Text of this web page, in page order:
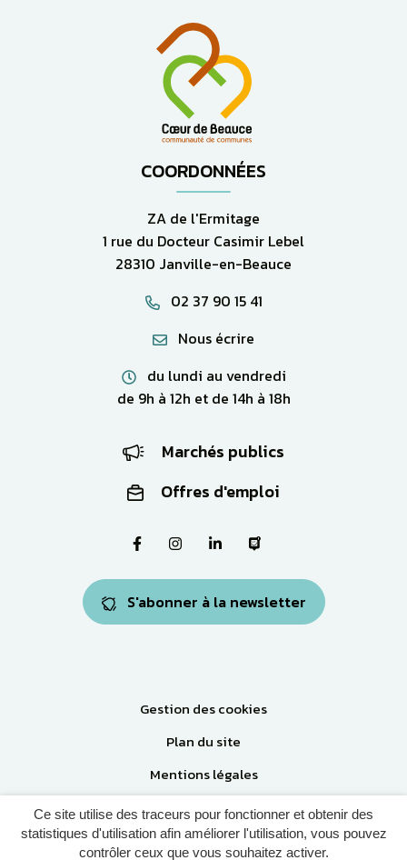
Ce site utilise des traceurs pour fonctionner et obtenir des
statistiques d'utilisation afin améliorer l'utilisation, vous pouvez
contrôler ceux que vous souhaitez activer.
COORDONNÉES
ZA de l'Ermitage
1 rue du Docteur Casimir Lebel
28310 Janville-en-Beauce
02 37 90 15 41
Nous écrire
du lundi au vendredi
de 9h à 12h et de 14h à 18h
Marchés publics
Offres d'emploi
Lien vers le compte Facebook
Lien vers le compte Instagram
Lien vers le compte
Lien vers la page
S'abonner à la newsletter
Gestion des cookies
Plan du site
Mentions légales
Accessibilité: Partiellement conforme
Politique de confidentialité